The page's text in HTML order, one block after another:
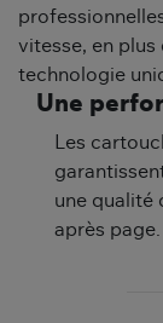
vitesse, en
technologie
Une
Les
une qualité
après page.